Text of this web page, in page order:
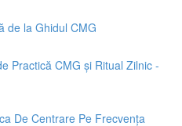
de la Ghidul CMG
Practică CMG și Ritual Zilnic -
De Centrare Pe Frecvența